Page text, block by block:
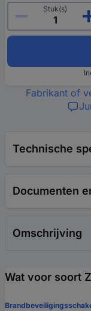
Stuk(s)
Fabrikant of
Technische
Documenten
Omschrijving
Wat voor soort